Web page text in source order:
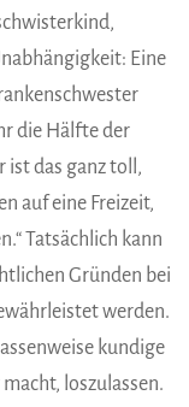
Eine
die Hälfte der
ist das ganz toll,
auf eine Freizeit,
Tatsächlich kann
Gründen bei
werden.
kundige
loszulassen.